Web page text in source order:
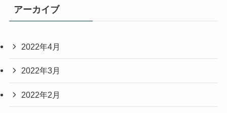
アーカイブ
2022年4月
2022年3月
2022年2月